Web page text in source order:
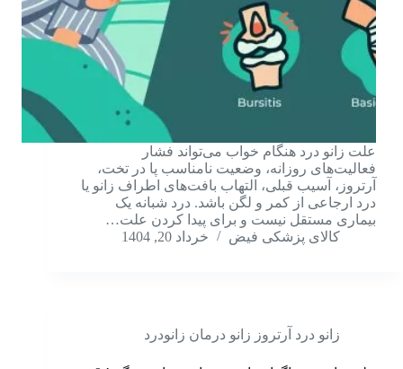
علت زانو درد هنگام خواب می‌تواند فشار
فعالیت‌های روزانه، وضعیت نامناسب پا در تخت،
آرتروز، آسیب قبلی، التهاب بافت‌های اطراف زانو یا
درد ارجاعی از کمر و لگن باشد. درد شبانه یک
بیماری مستقل نیست و برای پیدا کردن علت…
کالای پزشکی فیض
خرداد 20, 1404
زانو درد آرتروز زانو درمان زانودرد